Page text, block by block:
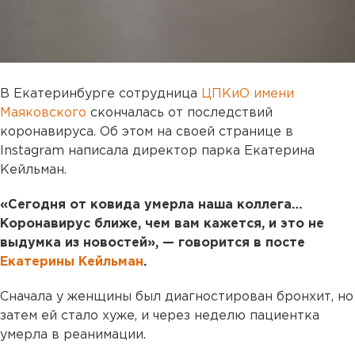
В Екатеринбурге сотрудница ЦПКиО имени
Маяковского скончалась от последствий
коронавируса. Об этом на своей странице в
Instagram написала директор парка Екатерина
Кейльман.
«Сегодня от ковида умерла наша коллега…
Коронавирус ближе, чем вам кажется, и это не
выдумка из новостей», — говорится в посте
Екатерины Кейльман.
Сначала у женщины был диагностирован бронхит, но
затем ей стало хуже, и через неделю пациентка
умерла в реанимации.